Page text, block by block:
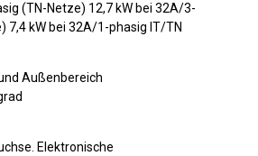
(TN-Netze) 12,7 kW bei 32A/3-
7,4 kW bei 32A/1-phasig IT/TN
Außenbereich
Elektronische